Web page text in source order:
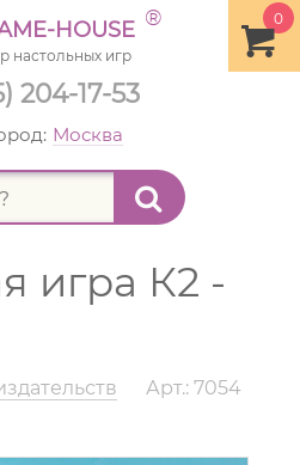
204-17-53
0
HOUSE ®
настольных игр
Москва
игра К2 -
Арт.: 7054